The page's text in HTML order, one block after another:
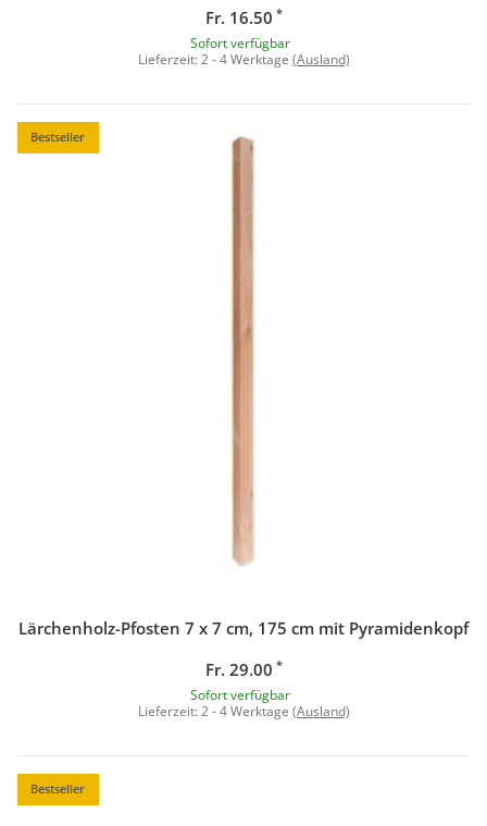
Fr. 16.50 *
Sofort verfügbar
Lieferzeit: 2 - 4 Werktage (Ausland)
Bestseller
Lärchenholz-Pfosten 7 x 7 cm, 175 cm mit Pyramidenkopf
Fr. 29.00 *
Sofort verfügbar
Lieferzeit: 2 - 4 Werktage (Ausland)
Bestseller